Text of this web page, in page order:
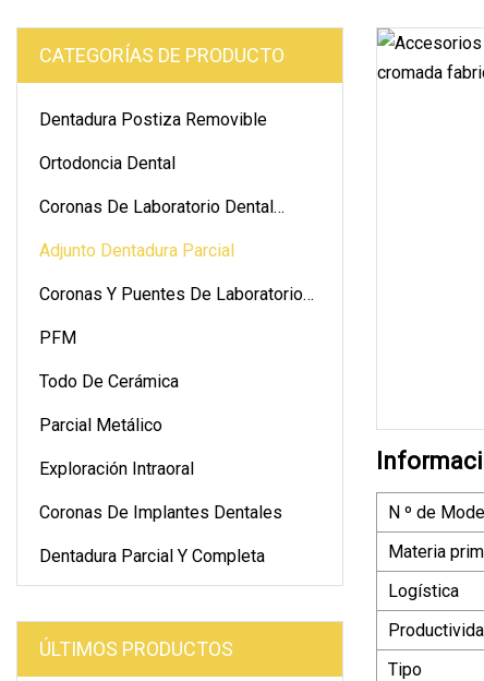
CATEGORÍAS DE PRODUCTO
Dentadura Postiza Removible
Ortodoncia Dental
Coronas De Laboratorio Dental
Adjunto Dentadura Parcial
Coronas Y Puentes De Laboratorio
PFM
Todo De Cerámica
Parcial Metálico
Exploración Intraoral
Coronas De Implantes Dentales
Dentadura Parcial Y Completa
ÚLTIMOS PRODUCTOS
N º de
Materia
Logística
Tipo